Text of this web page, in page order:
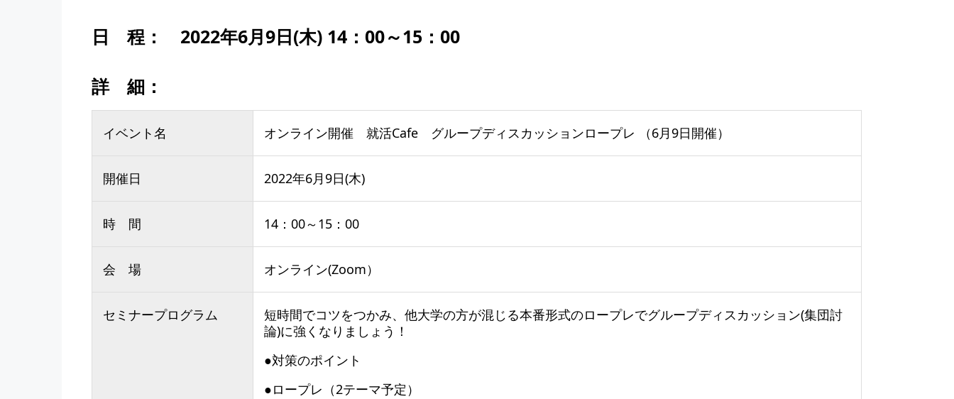
日 程： 2022年6月9日(木) 14：00～15：00
詳 細：
イベント名 オンライン開催 就活Cafe グループディスカッションロープレ （6月9日開催）
開催日 2022年6月9日(木)
時 間 14：00～15：00
会 場 オンライン(Zoom）
セミナープログラム
短時間でコツをつかみ、他大学の方が混じる本番形式のロープレでグループディスカッション(集団討
論)に強くなりましょう！
●対策のポイント
●ロープレ（2テーマ予定）